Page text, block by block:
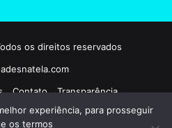
os direitos reservados
Contato
Transparência
uso
Politicas de privacidade
experiência, para prosseguir
os termos